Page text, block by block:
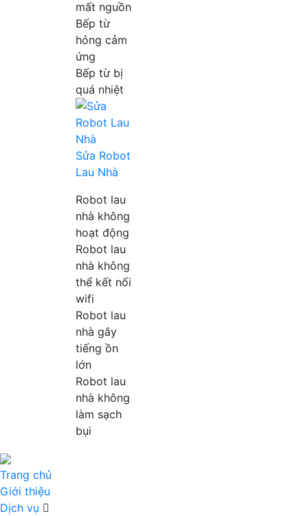
mất nguồn
Bếp từ
hỏng cảm
ứng
Bếp từ bị
quá nhiệt
Sửa Robot
Lau Nhà
Robot lau
nhà không
hoạt động
Robot lau
nhà không
thể kết nối
wifi
Robot lau
nhà gây
tiếng ồn
lớn
Robot lau
nhà không
làm sạch
bụi
Trang chủ
Giới thiệu
Dịch vụ